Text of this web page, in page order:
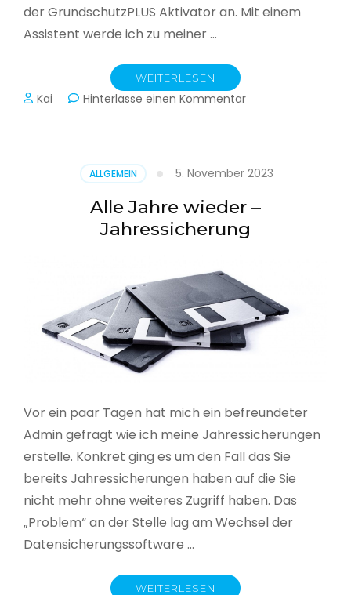
der GrundschutzPLUS Aktivator an. Mit einem
Assistent werde ich zu meiner …
WEITERLESEN
Kai Hinterlasse einen Kommentarzu
ALLGEMEIN 5. November 2023
Alle Jahre wieder –
Jahressicherung
Vor ein paar Tagen hat mich ein befreundeter
Admin gefragt wie ich meine Jahressicherungen
erstelle. Konkret ging es um den Fall das Sie
bereits Jahressicherungen haben auf die Sie
nicht mehr ohne weiteres Zugriff haben. Das
„Problem“ an der Stelle lag am Wechsel der
Datensicherungssoftware …
WEITERLESEN